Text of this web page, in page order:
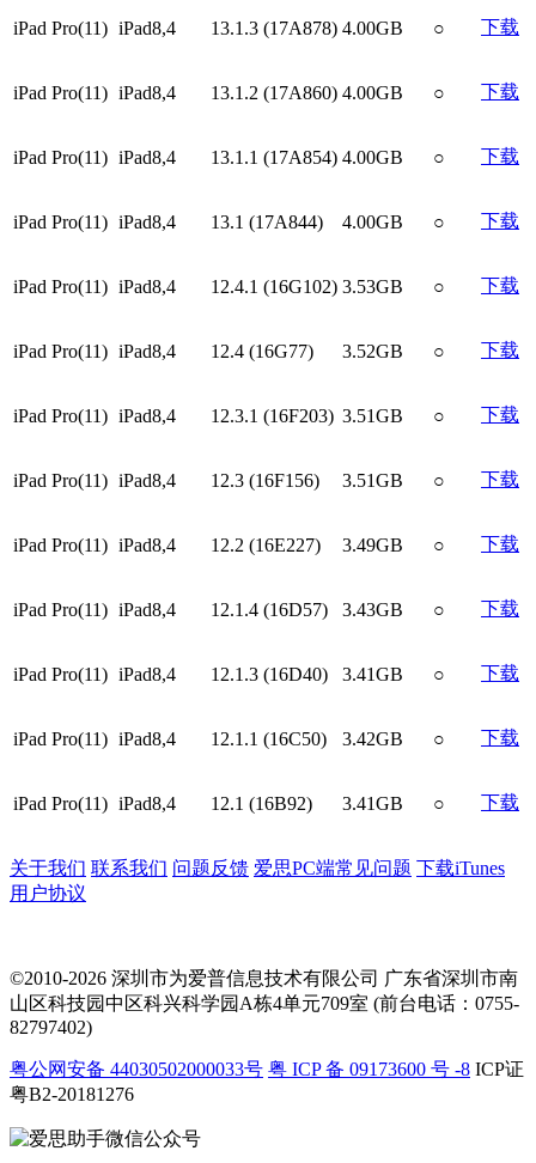
iPad Pro(11) iPad8,4 13.1.3 (17A878) 4.00GB ○ 下载
iPad Pro(11) iPad8,4 13.1.2 (17A860) 4.00GB ○ 下载
iPad Pro(11) iPad8,4 13.1.1 (17A854) 4.00GB ○ 下载
iPad Pro(11) iPad8,4 13.1 (17A844) 4.00GB ○ 下载
iPad Pro(11) iPad8,4 12.4.1 (16G102) 3.53GB ○ 下载
iPad Pro(11) iPad8,4 12.4 (16G77) 3.52GB ○ 下载
iPad Pro(11) iPad8,4 12.3.1 (16F203) 3.51GB ○ 下载
iPad Pro(11) iPad8,4 12.3 (16F156) 3.51GB ○ 下载
iPad Pro(11) iPad8,4 12.2 (16E227) 3.49GB ○ 下载
iPad Pro(11) iPad8,4 12.1.4 (16D57) 3.43GB ○ 下载
iPad Pro(11) iPad8,4 12.1.3 (16D40) 3.41GB ○ 下载
iPad Pro(11) iPad8,4 12.1.1 (16C50) 3.42GB ○ 下载
iPad Pro(11) iPad8,4 12.1 (16B92) 3.41GB ○ 下载
关于我们 联系我们 问题反馈 爱思PC端常见问题 下载iTunes
用户协议
©2010-2026 深圳市为爱普信息技术有限公司 广东省深圳市南
山区科技园中区科兴科学园A栋4单元709室 (前台电话：0755-
82797402)
粤公网安备 44030502000033号 粤 ICP 备 09173600 号 -8 ICP证
粤B2-20181276